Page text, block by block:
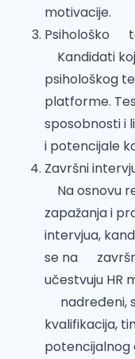
motivacije.
Psihološko
Kandidati
psihološkog
platforme.
sposobnosti i
i potencijale
Završni
Na osnovu
zapažanja i
intervjua,
se na
učestvuju HR
nadređeni,
kvalifikacija,
potencijalnog